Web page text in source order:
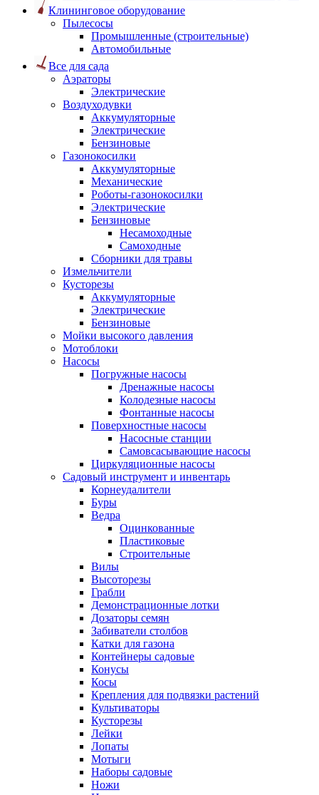
Клининговое оборудование
Пылесосы
Промышленные (строительные)
Автомобильные
Все для сада
Аэраторы
Электрические
Воздуходувки
Аккумуляторные
Электрические
Бензиновые
Газонокосилки
Аккумуляторные
Механические
Роботы-газонокосилки
Электрические
Бензиновые
Несамоходные
Самоходные
Сборники для травы
Измельчители
Кусторезы
Аккумуляторные
Электрические
Бензиновые
Мойки высокого давления
Мотоблоки
Насосы
Погружные насосы
Дренажные насосы
Колодезные насосы
Фонтанные насосы
Поверхностные насосы
Насосные станции
Самовсасывающие насосы
Циркуляционные насосы
Садовый инструмент и инвентарь
Корнеудалители
Буры
Ведра
Оцинкованные
Пластиковые
Строительные
Вилы
Высоторезы
Грабли
Демонстрационные лотки
Дозаторы семян
Забиватели столбов
Катки для газона
Контейнеры садовые
Конусы
Косы
Крепления для подвязки растений
Культиваторы
Кусторезы
Лейки
Лопаты
Мотыги
Наборы садовые
Ножи